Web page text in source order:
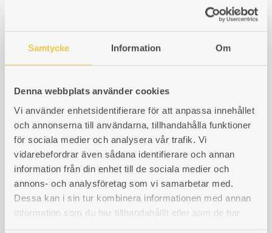
Samtycke Information Om
Denna webbplats använder cookies
Vi använder enhetsidentifierare för att anpassa innehållet
och annonserna till användarna, tillhandahålla funktioner
för sociala medier och analysera vår trafik. Vi
vidarebefordrar även sådana identifierare och annan
information från din enhet till de sociala medier och
annons- och analysföretag som vi samarbetar med.
Dessa kan i sin tur kombinera informationen med annan
information som du har tillhandahållit eller som de har
saknas.
Art. nr: 360021102
1 294kr
modellspecifikt brännjärn
saknas.
1 231kr
550×125 mm.